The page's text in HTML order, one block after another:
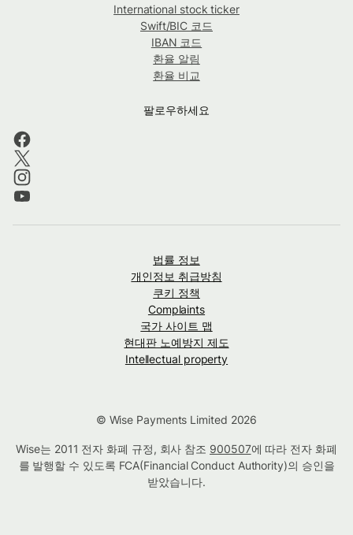
International stock ticker
Swift/BIC 코드
IBAN 코드
환율 알림
환율 비교
팔로우하세요
법률 정보
개인정보 취급방침
쿠키 정책
Complaints
국가 사이트 맵
현대판 노예방지 제도
Intellectual property
© Wise Payments Limited 2026
Wise는 2011 전자 화폐 규정, 회사 참조 900507에 따라 전자 화폐
를 발행할 수 있도록 FCA(Financial Conduct Authority)의 승인을
받았습니다.